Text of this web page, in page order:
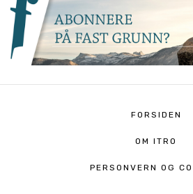
FORSIDEN
OM ITRO
PERSONVERN OG